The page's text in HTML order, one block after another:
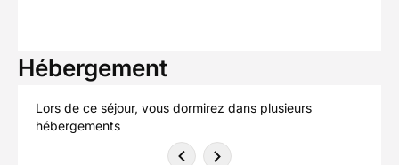
Hébergement
Lors de ce séjour, vous dormirez dans plusieurs
hébergements